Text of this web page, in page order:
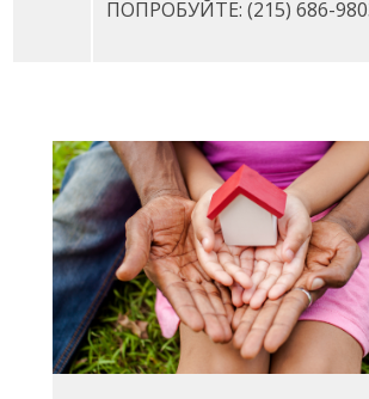
ПОПРОБУЙТЕ: (215) 686-